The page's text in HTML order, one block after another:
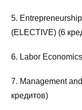
5.
(ELECTIVE) (6
6. Labor
7. Management
кредитов)